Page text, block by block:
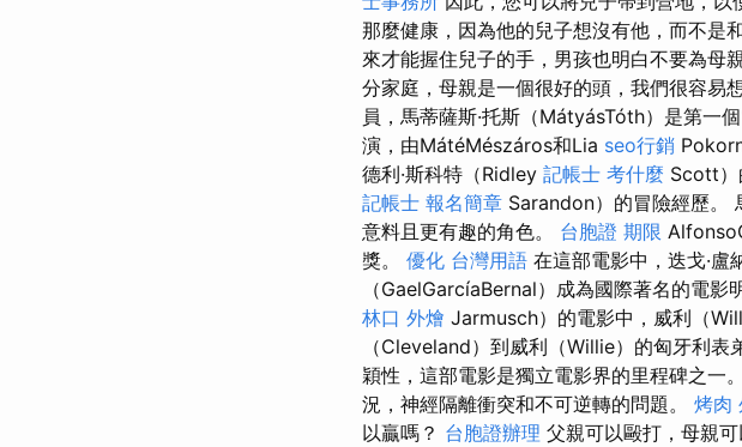
那麼健康，因為他的兒子想沒有他，而不是
來才能握住兒子的手，男孩也明白不要為母
分家庭，母親是一個很好的頭，我們很容易
員，馬蒂薩斯·托斯（MátyásTóth）是第一
演，由MátéMészáros和Lia seo行銷
德利·斯科特（Ridley 記帳士 考什麼 Scott）
記帳士 報名簡章 Sarandon）的冒險經歷。
意料且更有趣的角色。 台胞證 期限
獎。 優化 台灣用語 在這部電影中，迭戈·盧
（GaelGarcíaBernal）成為國際著名的電影
林口 外燴 Jarmusch）的電影中，威利（
（Cleveland）到威利（Willie）的匈牙利表
穎性，這部電影是獨立電影界的里程碑之一
況，神經隔離衝突和不可逆轉的問題。 烤肉
以贏嗎？ 台胞證辦理 父親可以毆打，母親